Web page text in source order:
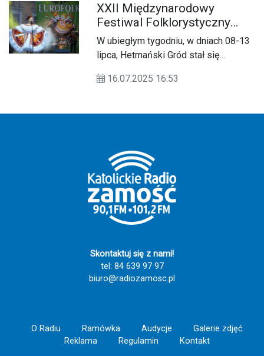
warsztatowa, której efekty będzie
można podziwiać już niebawem. Z
okazji rubinowego jubileuszu
zaplanowano aż trzy koncerty w sali
widowiskowej Zamojskiego Domu
Kultury.
XXII Międzynarodowy
Festiwal Folklorystyczny
"Eurofolk - Zamość 2025"
W ubiegłym tygodniu, w dniach 08-13
lipca, Hetmański Gród stał się
Zamość gościł przedstawicieli
Hiszpanii, Kolumbii, Indii, Senegalu,
Międzynarodowego Festiwalu
Folklorystycznego "Eurofolk - Zamość
2025" zaprezentowali swoją tradycję
w muzycznym brzmieniu i tanecznym
akcencie.
16.07.2025 16:53
Skontaktuj się z nami!
tel: 84 639 97 97
biuro@radiozamosc.pl
O Radiu Ramówka Audycje
Galerie zdjęć
Reklama
Regulamin Kontakt